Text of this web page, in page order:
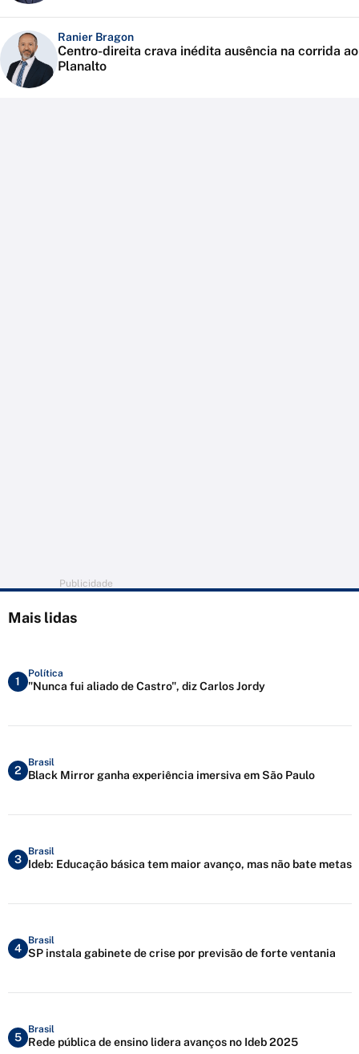
Ranier Bragon
Centro-direita crava inédita ausência na corrida ao
Planalto
Publicidade
Mais lidas
1
Política
"Nunca fui aliado de Castro", diz Carlos Jordy
2
Brasil
Black Mirror ganha experiência imersiva em São Paulo
3
Brasil
Ideb: Educação básica tem maior avanço, mas não bate metas
4
Brasil
SP instala gabinete de crise por previsão de forte ventania
5
Brasil
Rede pública de ensino lidera avanços no Ideb 2025